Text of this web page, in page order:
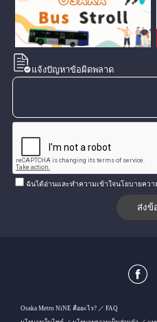
แจ้งปัญหาข้อผิดพลาด
ฉันได้อ่านและทำความเข้าใจนโยบายควา
Osaka Metro NiNE คืออะไร?
FAQ